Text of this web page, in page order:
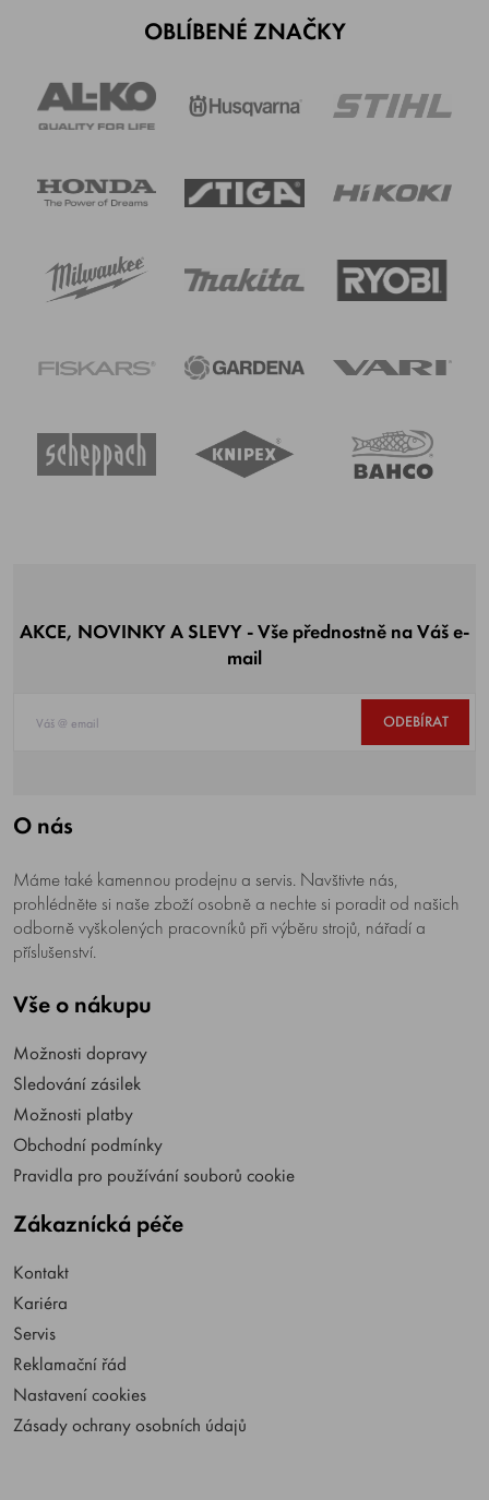
OBLÍBENÉ ZNAČKY
AKCE, NOVINKY A SLEVY - Vše přednostně na Váš e-
mail
ODEBÍRAT
O nás
Máme také kamennou prodejnu a servis. Navštivte nás,
prohlédněte si naše zboží osobně a nechte si poradit od našich
odborně vyškolených pracovníků při výběru strojů, nářadí a
příslušenství.
Vše o nákupu
Možnosti dopravy
Sledování zásilek
Možnosti platby
Obchodní podmínky
Pravidla pro používání souborů cookie
Zákaznícká péče
Kontakt
Kariéra
Servis
Reklamační řád
Nastavení cookies
Zásady ochrany osobních údajů